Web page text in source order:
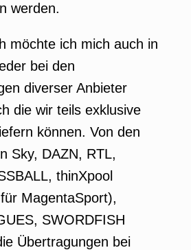
werden.
möchte ich mich auch in
bei den
diverser Anbieter
die wir teils exklusive
können. Von den
Sky, DAZN, RTL,
thinXpool
MagentaSport),
SWORDFISH
Übertragungen bei